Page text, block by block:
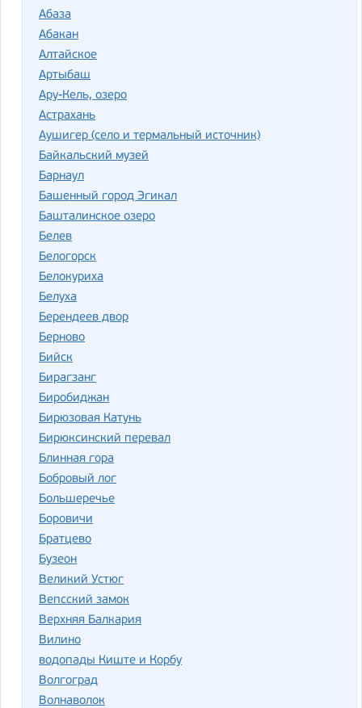
Абаза
Абакан
Алтайское
Артыбаш
Ару-Кель, озеро
Астрахань
Аушигер (село и термальный источник)
Байкальский музей
Барнаул
Башенный город Эгикал
Башталинское озеро
Белев
Белогорск
Белокуриха
Белуха
Берендеев двор
Берново
Бийск
Бирагзанг
Биробиджан
Бирюзовая Катунь
Бирюксинский перевал
Блинная гора
Бобровый лог
Большеречье
Боровичи
Братцево
Бузеон
Великий Устюг
Вепсский замок
Верхняя Балкария
Вилино
водопады Киште и Корбу
Волгоград
Волнаволок